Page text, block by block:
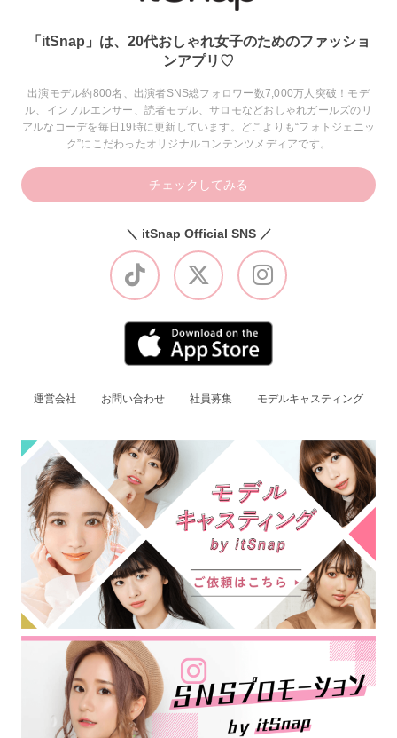
「itSnap」は、20代おしゃれ女子のためのファッショ
ンアプリ♡
出演モデル約800名、出演者SNS総フォロワー数7,000万人突破！モデ
ル、インフルエンサー、読者モデル、サロモなどおしゃれガールズのリ
アルなコーデを毎日19時に更新しています。どこよりも“フォトジェニッ
ク”にこだわったオリジナルコンテンツメディアです。
チェックしてみる
＼ itSnap Official SNS ／
運営会社 お問い合わせ 社員募集 モデルキャスティング